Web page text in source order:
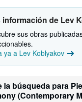
información de Lev
sus obras
ya a Lev Koblyakov
la búsqueda para
(Contemporary